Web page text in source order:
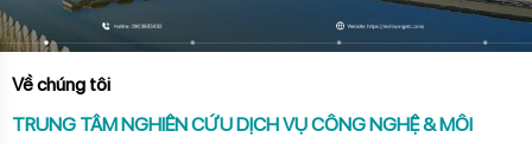
Về chúng tôi
TRUNG TÂM NGHIÊN CỨU DỊCH VỤ CÔNG NGHỆ & MÔI